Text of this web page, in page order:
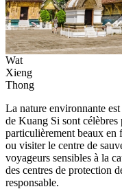
Wat
Xieng
Thong
La nature environnante
de Kuang Si sont célèbres
particulièrement beaux en
ou visiter le centre de
voyageurs sensibles à la
des centres de protection
responsable.